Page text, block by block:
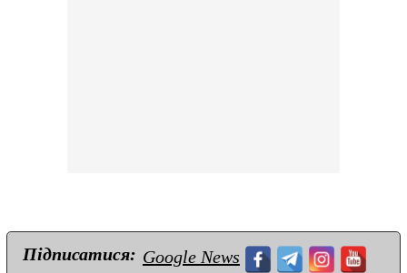
Підписатися: Google News